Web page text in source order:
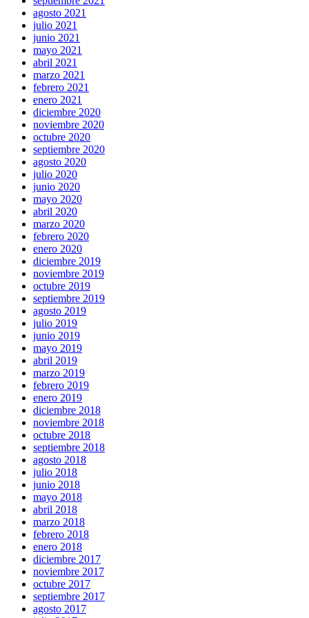
agosto 2021
julio 2021
junio 2021
mayo 2021
abril 2021
marzo 2021
febrero 2021
enero 2021
diciembre 2020
noviembre 2020
octubre 2020
septiembre 2020
agosto 2020
julio 2020
junio 2020
mayo 2020
abril 2020
marzo 2020
febrero 2020
enero 2020
diciembre 2019
noviembre 2019
octubre 2019
septiembre 2019
agosto 2019
julio 2019
junio 2019
mayo 2019
abril 2019
marzo 2019
febrero 2019
enero 2019
diciembre 2018
noviembre 2018
octubre 2018
septiembre 2018
agosto 2018
julio 2018
junio 2018
mayo 2018
abril 2018
marzo 2018
febrero 2018
enero 2018
diciembre 2017
noviembre 2017
octubre 2017
septiembre 2017
agosto 2017